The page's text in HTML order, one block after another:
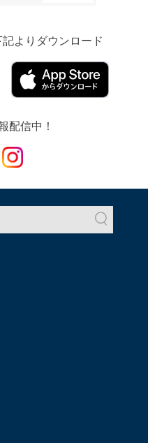
よりダウンロード
配信中！